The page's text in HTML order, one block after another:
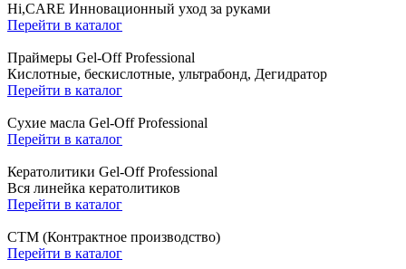
Hi,CARE Инновационный уход за руками
Перейти в каталог
Праймеры Gel-Off Professional
Кислотные, бескислотные, ультрабонд, Дегидратор
Перейти в каталог
Сухие масла Gel-Off Professional
Перейти в каталог
Кератолитики Gel-Off Professional
Вся линейка кератолитиков
Перейти в каталог
СТМ (Контрактное производство)
Перейти в каталог